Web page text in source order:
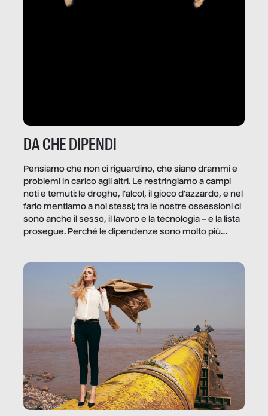
DA CHE DIPENDI
Pensiamo che non ci riguardino, che siano drammi e
problemi in carico agli altri. Le restringiamo a campi
noti e temuti: le droghe, l’alcol, il gioco d’azzardo, e nel
farlo mentiamo a noi stessi; tra le nostre ossessioni ci
sono anche il sesso, il lavoro e la tecnologia – e la lista
prosegue. Perché le dipendenze sono molto più
trae un guadagno. In questo reportage vediamo
quale e come.